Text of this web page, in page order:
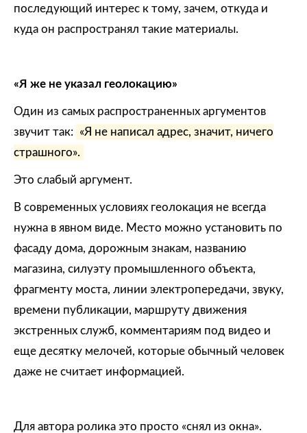
последующий интерес к тому, зачем, откуда и
куда он распространял такие материалы.
«Я же не указал геолокацию»
Один из самых распространенных аргументов
звучит так:
«Я не написал адрес, значит, ничего
страшного».
Это слабый аргумент.
В современных условиях геолокация не всегда
нужна в явном виде. Место можно установить по
фасаду дома, дорожным знакам, названию
магазина, силуэту промышленного объекта,
фрагменту моста, линии электропередачи, звуку,
времени публикации, маршруту движения
экстренных служб, комментариям под видео и
еще десятку мелочей, которые обычный человек
даже не считает информацией.
Для автора ролика это просто «снял из окна».